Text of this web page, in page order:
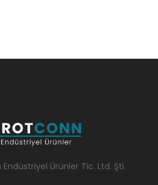
Ürünler Tic. Ltd. Şti.